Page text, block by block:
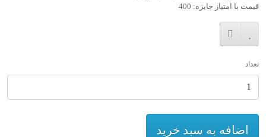
قیمت با امتیاز جایزه: 400
تعداد
اضافه به سبد خرید